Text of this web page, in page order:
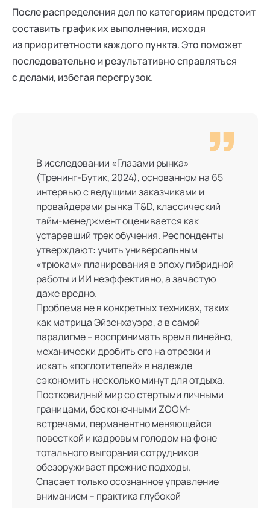
После распределения дел по категориям предстоит
составить график их выполнения, исходя
из приоритетности каждого пункта. Это поможет
последовательно и результативно справляться
с делами, избегая перегрузок.
В исследовании «Глазами рынка»
(Тренинг-Бутик, 2024), основанном на 65
интервью с ведущими заказчиками и
провайдерами рынка T&D, классический
тайм-менеджмент оценивается как
устаревший трек обучения. Респонденты
утверждают: учить универсальным
«трюкам» планирования в эпоху гибридной
работы и ИИ неэффективно, а зачастую
даже вредно.
Проблема не в конкретных техниках, таких
как матрица Эйзенхауэра, а в самой
парадигме – воспринимать время линейно,
механически дробить его на отрезки и
искать «поглотителей» в надежде
сэкономить несколько минут для отдыха.
Постковидный мир со стертыми личными
границами, бесконечными ZOOM-
встречами, перманентно меняющейся
повесткой и кадровым голодом на фоне
тотального выгорания сотрудников
обезоруживает прежние подходы.
Спасает только осознанное управление
вниманием – практика глубокой